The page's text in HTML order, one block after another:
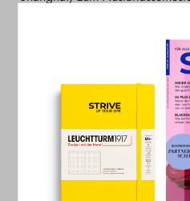
Nach einem Traineeship bei
in die Strategie und in den
wurde der Wunsch zu
so groß, dass sie ihre sichere
Gründerin durchstartete.
Mehrweg-Versandsystem für
wiederverwendbaren Boxen an.